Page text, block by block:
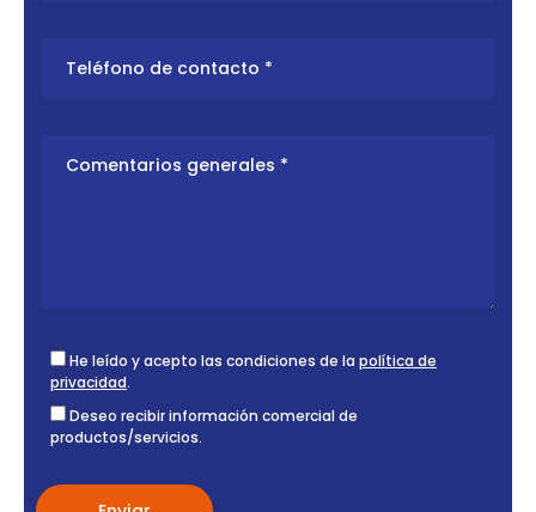
He leído y acepto las condiciones de la política de
privacidad.
Deseo recibir información comercial de
productos/servicios.